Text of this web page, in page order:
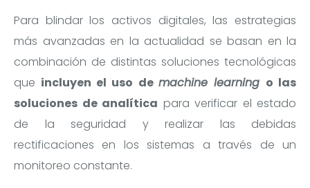
Para blindar los activos digitales, las estrategias
más avanzadas en la actualidad se basan en la
combinación de distintas soluciones tecnológicas
que incluyen el uso de machine learning o las
soluciones de analítica para verificar el estado
de la seguridad y realizar las debidas
rectificaciones en los sistemas a través de un
monitoreo constante.